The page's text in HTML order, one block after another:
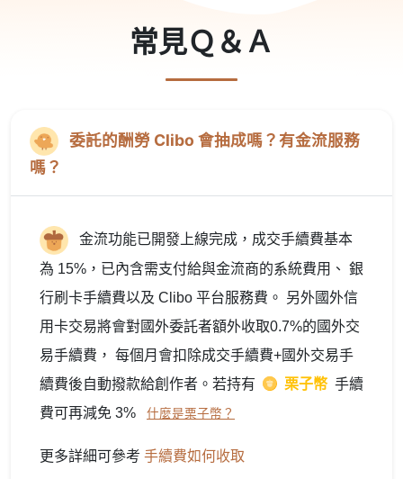
常見Ｑ＆Ａ
嗎？
金流功能已開發上線完成，成交手續費基本
為 15%，已內含需支付給與金流商的系統費用、 銀
行刷卡手續費以及 Clibo 平台服務費。 另外國外信
用卡交易將會對國外委託者額外收取0.7%的國外交
易手續費， 每個月會扣除成交手續費+國外交易手
續費後自動撥款給創作者。若持有
栗子幣 手續
費可再減免 3%
什麼是栗子幣？
更多詳細可參考 手續費如何收取